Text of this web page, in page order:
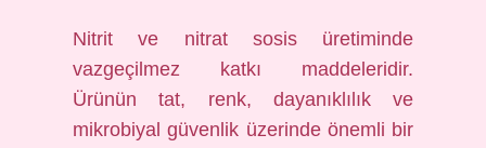
Nitrit ve nitrat sosis üretiminde
vazgeçilmez katkı maddeleridir.
Ürünün tat, renk, dayanıklılık ve
mikrobiyal güvenlik üzerinde önemli bir